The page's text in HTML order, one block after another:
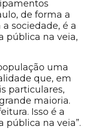
de forma a
sociedade, é a
pública na veia,
uma
que, em
particulares,
maioria.
Isso é a
pública na veia”.